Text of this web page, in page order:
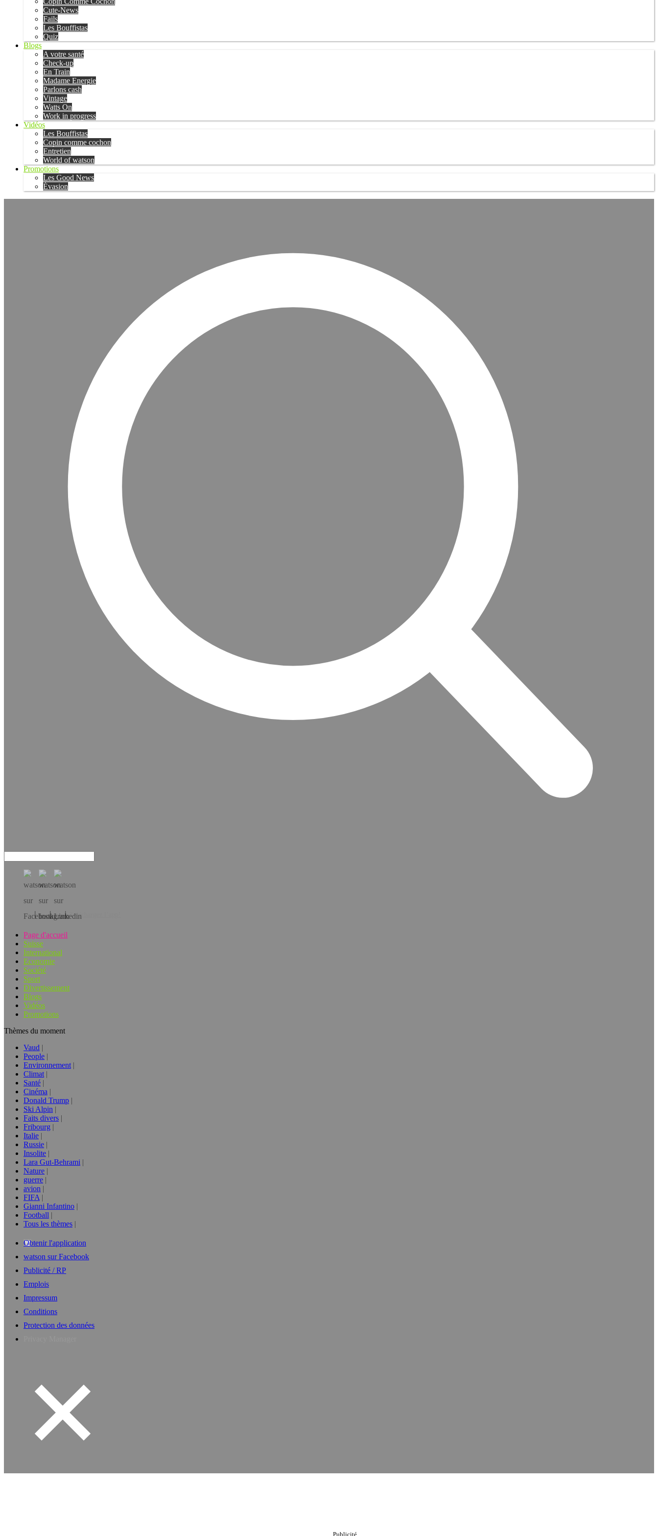
Cute-News
Fails
Les Bouffistas
Quiz
Blogs
A votre santé
Check-up
En Train
Madame Energie
Parlons cash
Vintage
Watts On
Work in progress
Vidéos
Les Bouffistas
Copin comme cochon
Entretien
World of watson
Promotions
Les Good News
Évasion
Téléchargez l’app!
Page d'accueil
Suisse
International
Economie
Société
Sport
Divertissement
Blogs
Vidéos
Promotions
Thèmes du moment
Vaud
People
Environnement
Climat
Santé
Cinéma
Donald Trump
Ski Alpin
Faits divers
Fribourg
Italie
Russie
Insolite
Lara Gut-Behrami
Nature
guerre
avion
FIFA
Gianni Infantino
Football
Tous les thèmes
Obtenir l'application
watson sur Facebook
Publicité / RP
Emplois
Impressum
Conditions
Protection des données